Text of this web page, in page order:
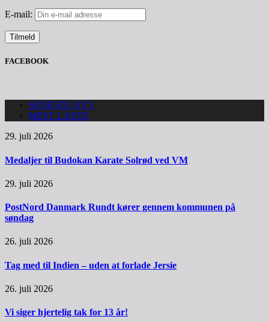
E-mail:
FACEBOOK
SENESTE NYT
MEST LÆSTE
29. juli 2026
Medaljer til Budokan Karate Solrød ved VM
29. juli 2026
PostNord Danmark Rundt kører gennem kommunen på
søndag
26. juli 2026
Tag med til Indien – uden at forlade Jersie
26. juli 2026
Vi siger hjertelig tak for 13 år!